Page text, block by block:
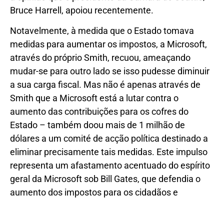
Bruce Harrell, apoiou recentemente.
Notavelmente, à medida que o Estado tomava
medidas para aumentar os impostos, a Microsoft,
através do próprio Smith, recuou, ameaçando
mudar-se para outro lado se isso pudesse diminuir
a sua carga fiscal. Mas não é apenas através de
Smith que a Microsoft está a lutar contra o
aumento das contribuições para os cofres do
Estado – também doou mais de 1 milhão de
dólares a um comité de acção política destinado a
eliminar precisamente tais medidas. Este impulso
representa um afastamento acentuado do espírito
geral da Microsoft sob Bill Gates, que defendia o
aumento dos impostos para os cidadãos e